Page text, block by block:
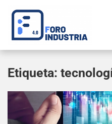
Etiqueta: